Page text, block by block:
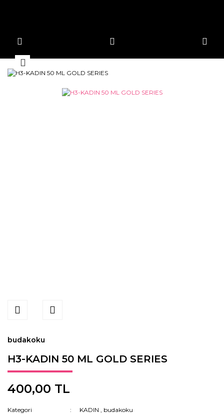
budakoku
H3-KADIN 50 ML GOLD SERIES
400,00 TL
Kategori KADIN , budakoku